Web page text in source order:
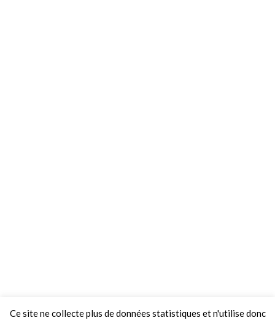
Ce site ne collecte plus de données statistiques et n'utilise donc